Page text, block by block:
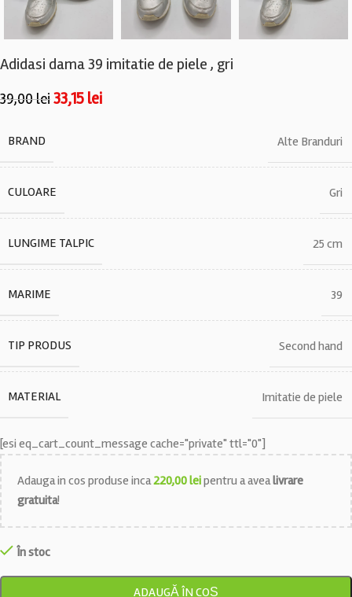
Adidasi dama 39 imitatie de piele , gri
39,00lei33,15 lei
BRAND Alte Branduri
CULOARE Gri
LUNGIME TALPIC 25 cm
MARIME 39
TIP PRODUS Second hand
MATERIAL Imitatie de piele
[esi eq_cart_count_message cache="private" ttl="0"]
Adauga in cos produse inca220,00leipentru a avealivrare
gratuita!
În stoc
ADAUGĂ ÎN COȘ